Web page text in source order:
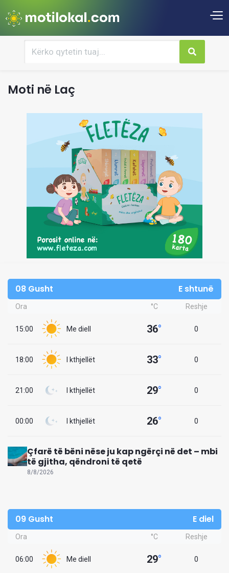
Moti në Laç
08 Gusht E shtunë
Ora °C Reshje
15:00 Me diell 36° 0
18:00 I kthjellët 33° 0
21:00 I kthjellët 29° 0
00:00 I kthjellët 26° 0
Çfarë të bëni nëse ju kap ngërçi në det – mbi
të gjitha, qëndroni të qetë
8/8/2026
09 Gusht E diel
Ora °C Reshje
06:00 Me diell 29° 0